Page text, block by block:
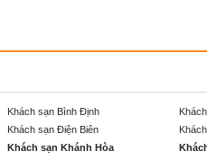
Khách sạn Bình Định
Khách sạn Điện Biên
Khách sạn Khánh Hòa